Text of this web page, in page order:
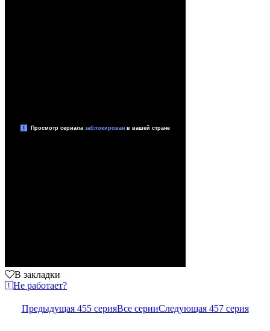
В закладки
Не работает?
Предыдущая 455 серияВсе серииСледующая 457 серия